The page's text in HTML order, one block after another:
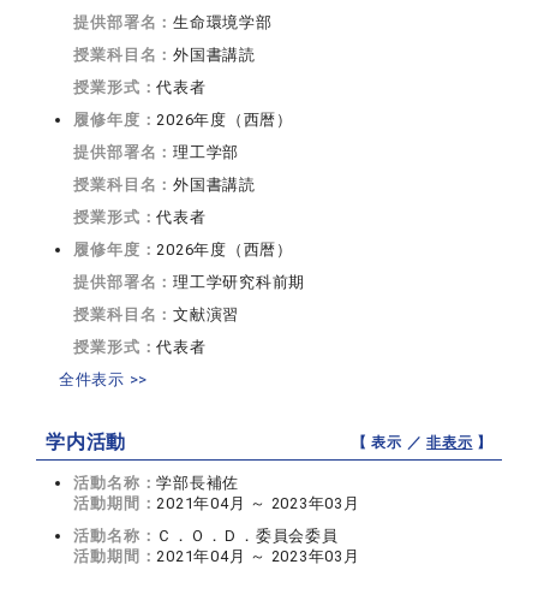
提供部署名：生命環境学部
授業科目名：外国書講読
授業形式：代表者
履修年度：2026年度（西暦）
提供部署名：理工学部
授業科目名：外国書講読
授業形式：代表者
履修年度：2026年度（西暦）
提供部署名：理工学研究科前期
授業科目名：文献演習
授業形式：代表者
全件表示 >>
学内活動 【 表示 ／非表示 】
活動名称：学部長補佐
活動期間：2021年04月 ～ 2023年03月
活動名称： Ｃ．Ｏ．Ｄ．委員会委員
活動期間：2021年04月 ～ 2023年03月